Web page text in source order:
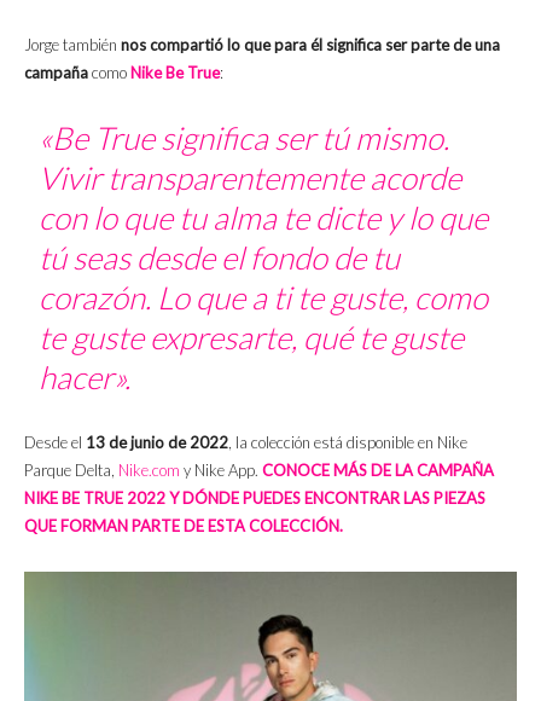
Jorge también nos compartió lo que para él significa ser parte de una
campañacomoNike Be True:
«Be True significa ser tú mismo.
Vivir transparentemente acorde
con lo que tu alma te dicte y lo que
tú seas desde el fondo de tu
corazón. Lo que a ti te guste, como
te guste expresarte, qué te guste
hacer».
Desde el 13 de junio de 2022 , la colección está disponible en Nike
Parque Delta, Nike.com y Nike App. CONOCE MÁS DE LA CAMPAÑA
NIKE BE TRUE 2022 Y DÓNDE PUEDES ENCONTRAR LAS PIEZAS
QUE FORMAN PARTE DE ESTA COLECCIÓN.